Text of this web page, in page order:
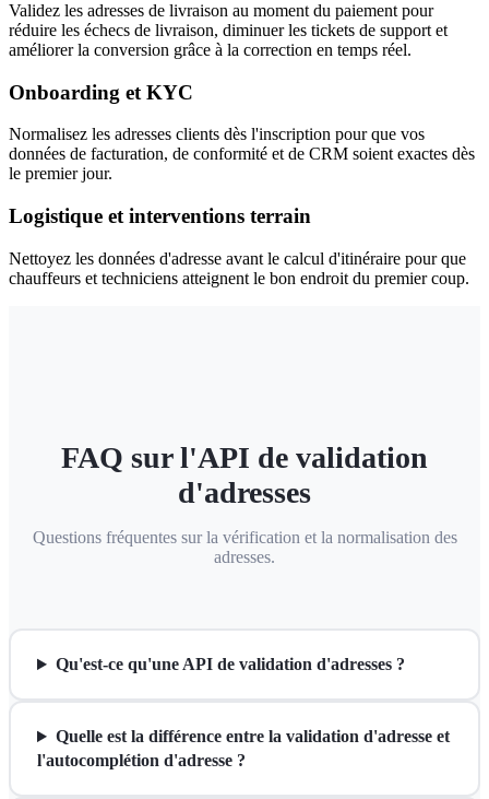
Validez les adresses de livraison au moment du paiement pour
réduire les échecs de livraison, diminuer les tickets de support et
améliorer la conversion grâce à la correction en temps réel.
Onboarding et KYC
Normalisez les adresses clients dès l'inscription pour que vos
données de facturation, de conformité et de CRM soient exactes dès
le premier jour.
Logistique et interventions terrain
Nettoyez les données d'adresse avant le calcul d'itinéraire pour que
chauffeurs et techniciens atteignent le bon endroit du premier coup.
FAQ sur l'API de validation
d'adresses
Questions fréquentes sur la vérification et la normalisation des
adresses.
Qu'est-ce qu'une API de validation d'adresses ?
Quelle est la différence entre la validation d'adresse et
l'autocomplétion d'adresse ?